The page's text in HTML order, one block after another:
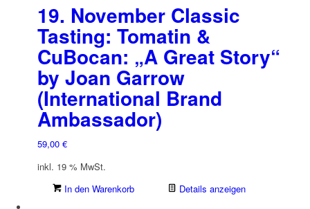
19. November Classic
Tasting: Tomatin &
CuBocan: „A Great Story“
by Joan Garrow
(International Brand
Ambassador)
59,00 €
inkl. 19 % MwSt.
In den Warenkorb
Details anzeigen